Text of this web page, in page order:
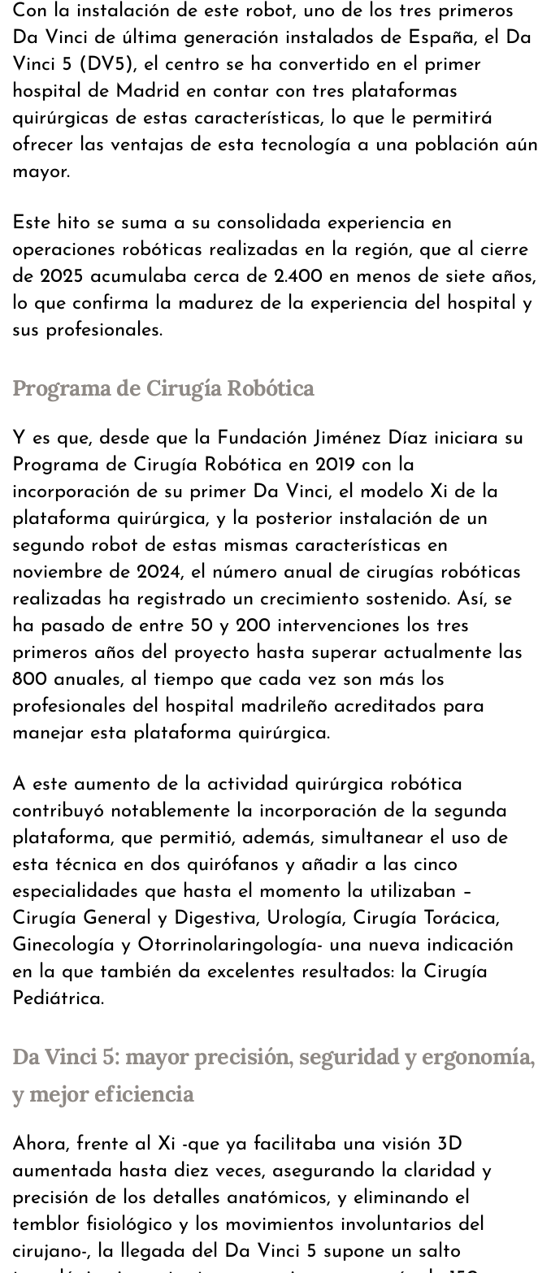
Con la instalación de este robot, uno de los tres primeros
Da Vinci de última generación instalados de España, el Da
Vinci 5 (DV5), el centro se ha convertido en el primer
hospital de Madrid en contar con tres plataformas
quirúrgicas de estas características, lo que le permitirá
ofrecer las ventajas de esta tecnología a una población aún
mayor.
Este hito se suma a su consolidada experiencia en
operaciones robóticas realizadas en la región, que al cierre
de 2025 acumulaba cerca de 2.400 en menos de siete años,
lo que confirma la madurez de la experiencia del hospital y
sus profesionales.
Programa de Cirugía Robótica
Y es que, desde que la Fundación Jiménez Díaz iniciara su
Programa de Cirugía Robótica en 2019 con la
incorporación de su primer Da Vinci, el modelo Xi de la
plataforma quirúrgica, y la posterior instalación de un
segundo robot de estas mismas características en
noviembre de 2024, el número anual de cirugías robóticas
realizadas ha registrado un crecimiento sostenido. Así, se
ha pasado de entre 50 y 200 intervenciones los tres
primeros años del proyecto hasta superar actualmente las
800 anuales, al tiempo que cada vez son más los
profesionales del hospital madrileño acreditados para
manejar esta plataforma quirúrgica.
A este aumento de la actividad quirúrgica robótica
contribuyó notablemente la incorporación de la segunda
plataforma, que permitió, además, simultanear el uso de
esta técnica en dos quirófanos y añadir a las cinco
especialidades que hasta el momento la utilizaban –
Cirugía General y Digestiva, Urología, Cirugía Torácica,
Ginecología y Otorrinolaringología- una nueva indicación
en la que también da excelentes resultados: la Cirugía
Pediátrica.
Da Vinci 5: mayor precisión, seguridad y ergonomía,
y mejor eficiencia
Ahora, frente al Xi -que ya facilitaba una visión 3D
aumentada hasta diez veces, asegurando la claridad y
precisión de los detalles anatómicos, y eliminando el
temblor fisiológico y los movimientos involuntarios del
cirujano-, la llegada del Da Vinci 5 supone un salto